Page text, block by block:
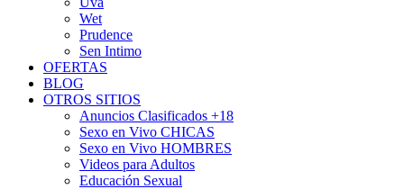
Wet
Prudence
Sen Intimo
OFERTAS
BLOG
OTROS SITIOS
Anuncios Clasificados +18
Sexo en Vivo CHICAS
Sexo en Vivo HOMBRES
Videos para Adultos
Educación Sexual